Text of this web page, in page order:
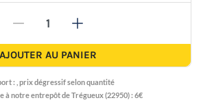
- +
AJOUTER AU PANIER
: prix dégressif selon quantité
à notre entrepôt de Trégueux (22950) : 6€